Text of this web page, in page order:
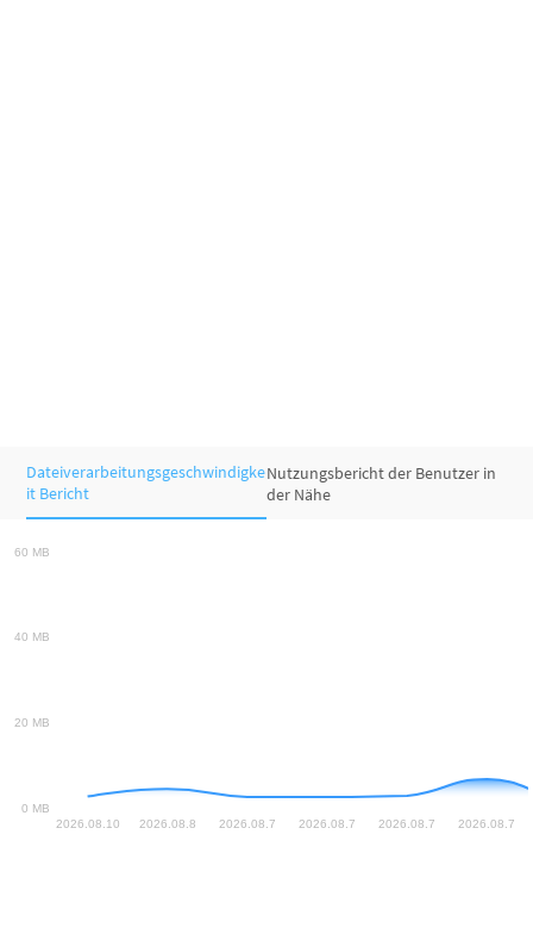
Dateiverarbeitungsgeschwindigke
it Bericht
Nutzungsbericht der Benutzer in
der Nähe